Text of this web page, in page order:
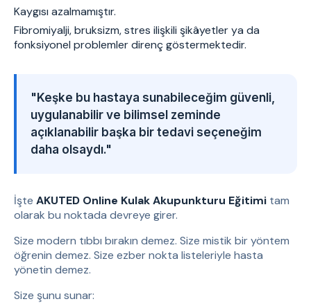
Kaygısı azalmamıştır.
Fibromiyalji, bruksizm, stres ilişkili şikâyetler ya da
fonksiyonel problemler direnç göstermektedir.
"Keşke bu hastaya sunabileceğim güvenli,
uygulanabilir ve bilimsel zeminde
açıklanabilir başka bir tedavi seçeneğim
daha olsaydı."
İşte AKUTED Online Kulak Akupunkturu Eğitimi tam
olarak bu noktada devreye girer.
Size modern tıbbı bırakın demez. Size mistik bir yöntem
öğrenin demez. Size ezber nokta listeleriyle hasta
yönetin demez.
Size şunu sunar: